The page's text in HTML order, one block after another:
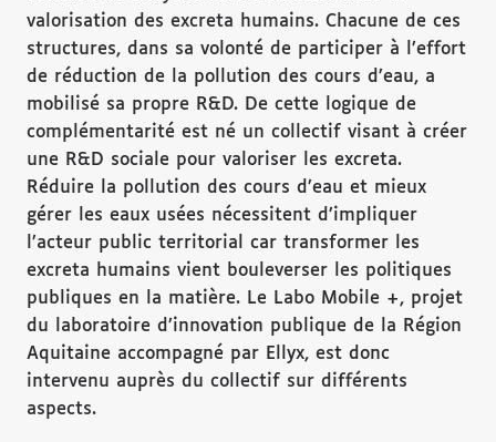
valorisation des excreta humains. Chacune de ces
structures, dans sa volonté de participer à l’effort
de réduction de la pollution des cours d’eau, a
mobilisé sa propre R&D. De cette logique de
complémentarité est né un collectif visant à créer
une R&D sociale pour valoriser les excreta.
Réduire la pollution des cours d’eau et mieux
gérer les eaux usées nécessitent d’impliquer
l’acteur public territorial car transformer les
excreta humains vient bouleverser les politiques
publiques en la matière. Le Labo Mobile +, projet
du laboratoire d’innovation publique de la Région
Aquitaine accompagné par Ellyx, est donc
intervenu auprès du collectif sur différents
aspects.